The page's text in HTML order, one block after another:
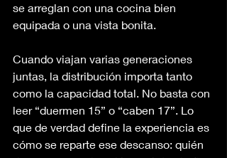
se arreglan con una cocina bien
equipada o una vista bonita.
Cuando viajan varias generaciones
juntas, la distribución importa tanto
como la capacidad total. No basta con
leer “duermen 15” o “caben 17”. Lo
que de verdad define la experiencia es
cómo se reparte ese descanso: quién